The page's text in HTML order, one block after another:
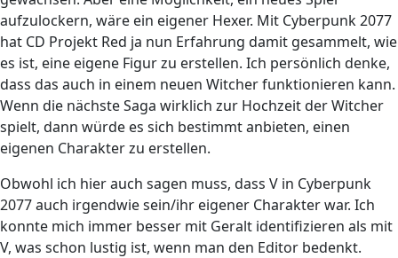
aufzulockern, wäre ein eigener Hexer. Mit Cyberpunk 2077
hat CD Projekt Red ja nun Erfahrung damit gesammelt, wie
es ist, eine eigene Figur zu erstellen. Ich persönlich denke,
dass das auch in einem neuen Witcher funktionieren kann.
Wenn die nächste Saga wirklich zur Hochzeit der Witcher
spielt, dann würde es sich bestimmt anbieten, einen
eigenen Charakter zu erstellen.
Obwohl ich hier auch sagen muss, dass V in Cyberpunk
2077 auch irgendwie sein/ihr eigener Charakter war. Ich
konnte mich immer besser mit Geralt identifizieren als mit
V, was schon lustig ist, wenn man den Editor bedenkt.